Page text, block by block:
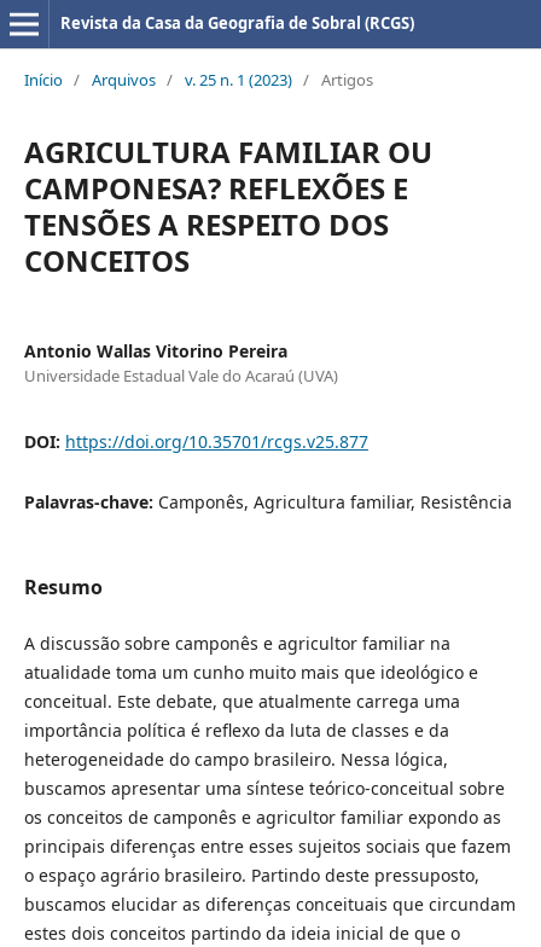
Revista da Casa da Geografia de Sobral (RCGS)
Início / Arquivos / v. 25 n. 1 (2023) / Artigos
AGRICULTURA FAMILIAR OU
CAMPONESA? REFLEXÕES E
TENSÕES A RESPEITO DOS
CONCEITOS
Antonio Wallas Vitorino Pereira
Universidade Estadual Vale do Acaraú (UVA)
DOI: https://doi.org/10.35701/rcgs.v25.877
Palavras-chave: Camponês, Agricultura familiar, Resistência
Resumo
A discussão sobre camponês e agricultor familiar na
atualidade toma um cunho muito mais que ideológico e
conceitual. Este debate, que atualmente carrega uma
importância política é reflexo da luta de classes e da
heterogeneidade do campo brasileiro. Nessa lógica,
buscamos apresentar uma síntese teórico-conceitual sobre
os conceitos de camponês e agricultor familiar expondo as
principais diferenças entre esses sujeitos sociais que fazem
o espaço agrário brasileiro. Partindo deste pressuposto,
buscamos elucidar as diferenças conceituais que circundam
estes dois conceitos partindo da ideia inicial de que o